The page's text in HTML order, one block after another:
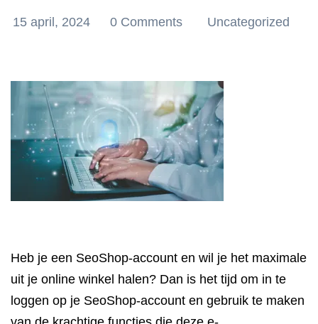
15 april, 2024 0 Comments Uncategorized
Heb je een SeoShop-account en wil je het maximale
uit je online winkel halen? Dan is het tijd om in te
loggen op je SeoShop-account en gebruik te maken